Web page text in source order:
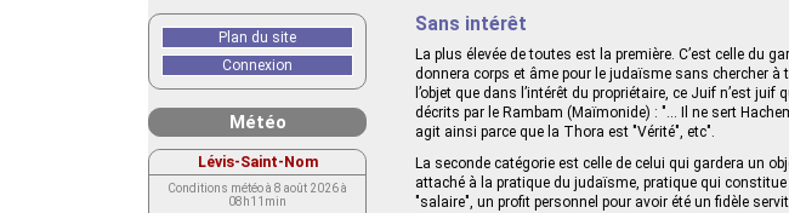
Sans intérêt
La plus élevée de toutes est la première. C’est celle du
donnera corps et âme pour le judaïsme sans chercher
l’objet que dans l’intérêt du propriétaire, ce Juif n’est
décrits par le Rambam (Maïmonide) : "... Il ne sert
agit ainsi parce que la Thora est "Vérité", etc".
La seconde catégorie est celle de celui qui gardera un
attaché à la pratique du judaïsme, pratique qui
"salaire", un profit personnel pour avoir été un fidèle
Plan du site
Connexion
Météo
Lévis-Saint-Nom
Conditions météo à 8 août 2026 à
08h11min